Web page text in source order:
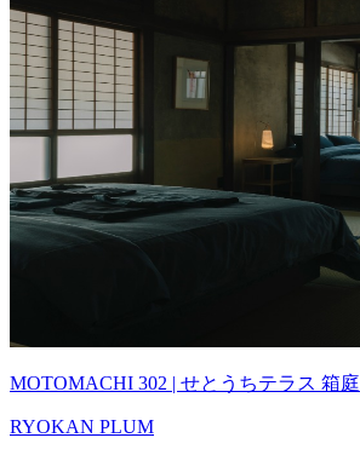
MOTOMACHI 302 | せとうちテラス 箱庭
RYOKAN PLUM